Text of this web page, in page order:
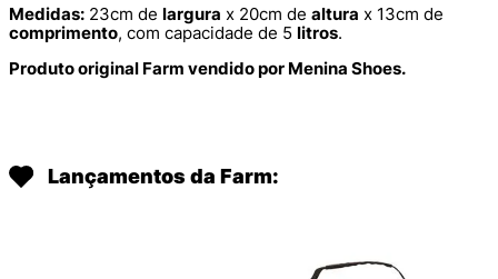
Medidas: 23cm de largura x 20cm de altura x 13cm de
comprimento, com capacidade de 5 litros.
Produto original Farm vendido por Menina Shoes.
Lançamentos da Farm: